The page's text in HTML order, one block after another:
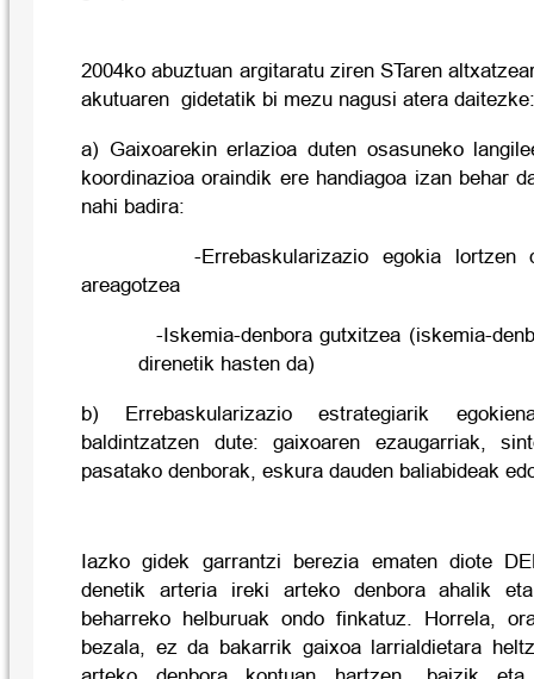
2004ko abuztuan argitaratu ziren STaren
akutuaren gidetatik bi mezu nagusi atera daitezke:
a) Gaixoarekin erlazioa duten osasuneko
koordinazioa oraindik ere handiagoa izan behar
nahi badira:
-Errebaskularizazio egokia lortzen
areagotzea
-Iskemia-denbora gutxitzea (iskemia-
direnetik hasten da)
b) Errebaskularizazio estrategiarik
baldintzatzen dute: gaixoaren ezaugarriak,
pasatako denborak, eskura dauden baliabideak
Iazko gidek garrantzi berezia ematen diote
denetik arteria ireki arteko denbora ahalik
beharreko helburuak ondo finkatuz. Horrela,
bezala, ez da bakarrik gaixoa larrialdietara